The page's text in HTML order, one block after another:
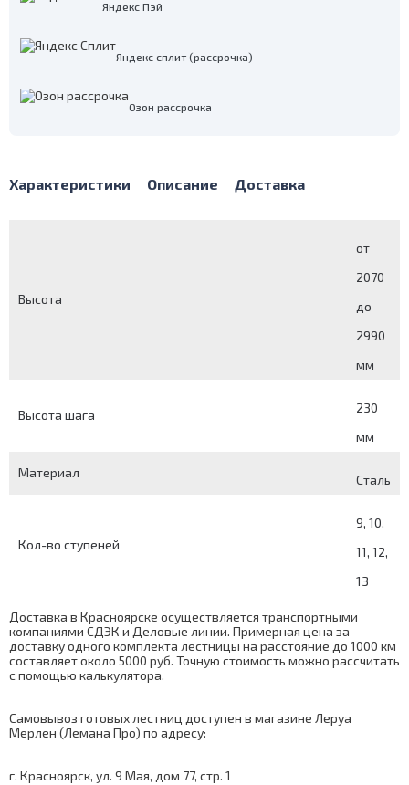
Яндекс Пэй
Яндекс сплит (рассрочка)
Озон рассрочка
Характеристики Описание Доставка
Высота
от
2070
до
2990
мм
Высота шага
230
мм
Материал Сталь
Кол-во ступеней
9, 10,
11, 12,
13
Доставка в Красноярске осуществляется транспортными
компаниями СДЭК и Деловые линии. Примерная цена за
доставку одного комплекта лестницы на расстояние до 1000 км
составляет около 5000 руб. Точную стоимость можно рассчитать
с помощью калькулятора.
Самовывоз готовых лестниц доступен в магазине Леруа
Мерлен (Лемана Про) по адресу:
г. Красноярск, ул. 9 Мая, дом 77, стр. 1